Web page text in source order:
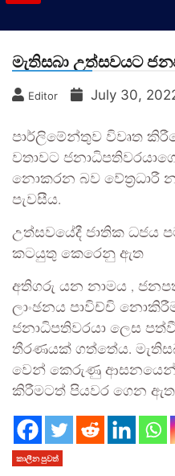
මැතිසබා උත්සවයට
Editor July 30,
පාර්ලිමේන්තුව විවෘත
වතාවට
නොකරන බව වේත්‍රධාරී
පැවසීය.
උත්සවයේදී ජාතික ධජය
කටයුතු කෙරෙනු ඇත
අතිගරු යන නාමය ,
ලාංඡනය පාවිච්චි
ජනාධිපතිවරයා ලෙස
තීරණයක් ගත්තේය.
වෙන් කෙරුණු ආසනයෙන්
කිරීමටත් පියවර ගෙන
කාලීන පුවත්